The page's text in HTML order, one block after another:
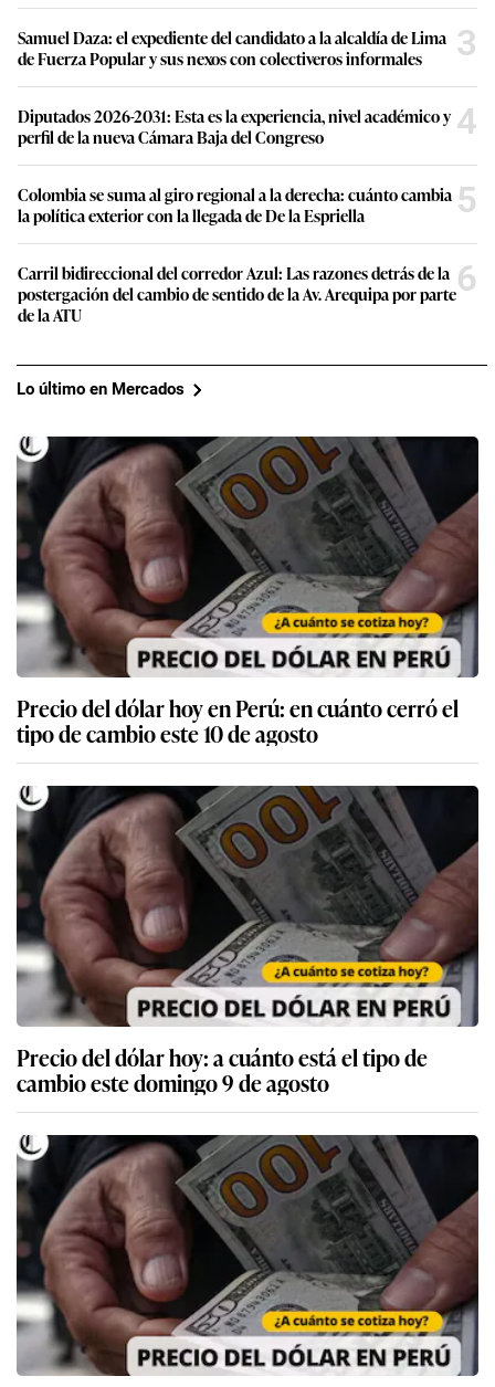
Samuel Daza: el expediente del candidato a la alcaldía de Lima
de Fuerza Popular y sus nexos con colectiveros informales
3
Diputados 2026-2031: Esta es la experiencia, nivel académico y
perfil de la nueva Cámara Baja del Congreso
4
Colombia se suma al giro regional a la derecha: cuánto cambia
la política exterior con la llegada de De la Espriella
5
Carril bidireccional del corredor Azul: Las razones detrás de la
postergación del cambio de sentido de la Av. Arequipa por parte
de la ATU
6
Lo último en Mercados
Precio del dólar hoy en Perú: en cuánto cerró el
tipo de cambio este 10 de agosto
Precio del dólar hoy: a cuánto está el tipo de
cambio este domingo 9 de agosto